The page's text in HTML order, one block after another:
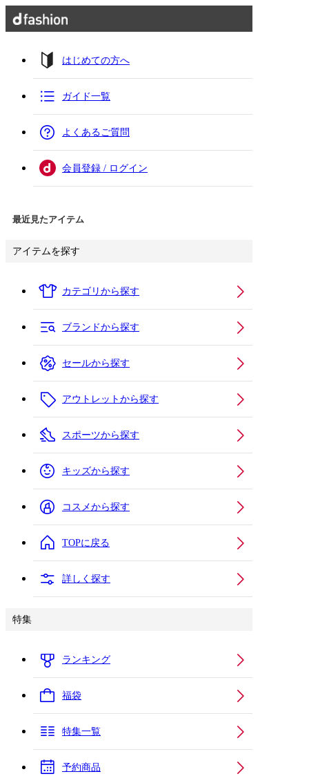
はじめての方へ
ガイド一覧
よくあるご質問
会員登録 / ログイン
最近見たアイテム
アイテムを探す
カテゴリから探す
ブランドから探す
セールから探す
アウトレットから探す
スポーツから探す
キッズから探す
コスメから探す
TOPに戻る
詳しく探す
特集
ランキング
福袋
特集一覧
予約商品